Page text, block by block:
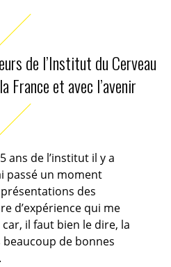
de l’Institut du Cerveau
France et avec l’avenir
ans de l’institut il y a
passé un moment
des
d’expérience qui me
il faut bien le dire, la
beaucoup de bonnes